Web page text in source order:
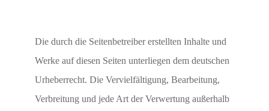
Die durch die Seitenbetreiber erstellten Inhalte und
Werke auf diesen Seiten unterliegen dem deutschen
Urheberrecht. Die Vervielfältigung, Bearbeitung,
Verbreitung und jede Art der Verwertung außerhalb